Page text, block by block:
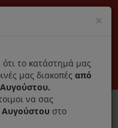
Εταιρεία Επικοινωνία
×
το κατάστημά μας
μας διακοπές από
να σας
στο